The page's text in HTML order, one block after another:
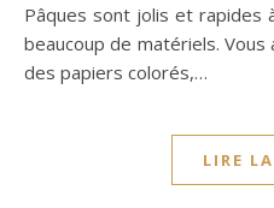
Pâques sont jolis et rapides
beaucoup de matériels.
des papiers colorés,…
LIRE